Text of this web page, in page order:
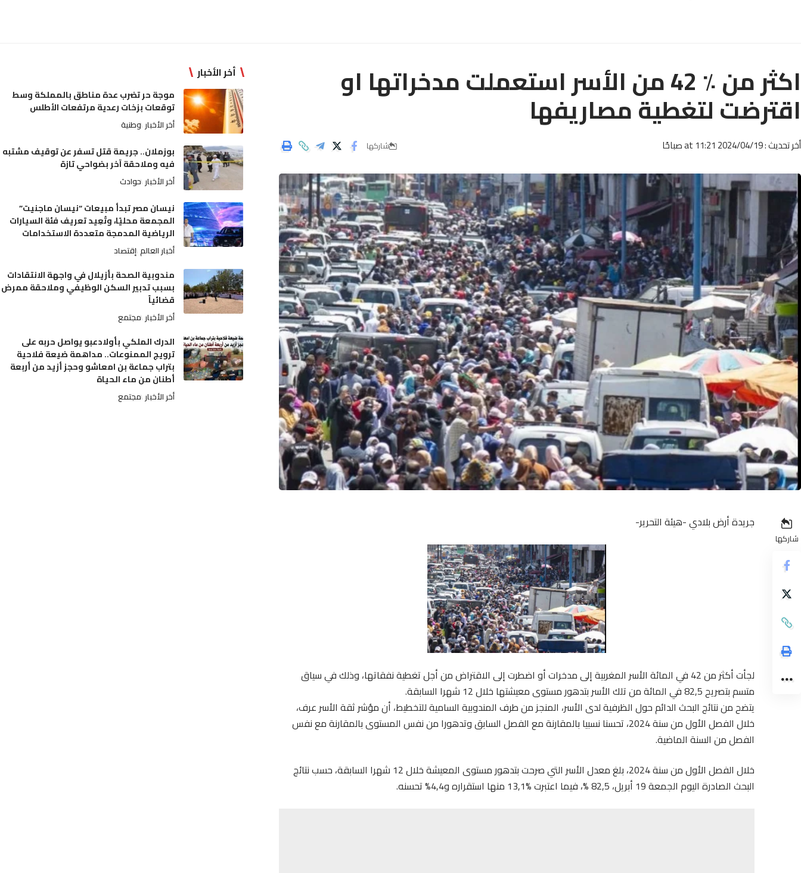
اكثر من ٪ 42 من الأسر استعملت مدخراتها او
اقترضت لتغطية مصاريفها
أخر تحديث : 2024/04/19 at 11:21 صباحًا شاركها
شاركها
جريدة أرض بلادي -هيئة التحرير-
لجأت أكثر من 42 في المائة الأسر المغربية إلى مدخرات أو اضطرت إلى الاقتراض من أجل تغطية نفقاتها، وذلك في سياق
متسم بتصريح 82,5 في المائة من تلك الأسر بتدهور مستوى معيشتها خلال 12 شهرا السابقة.
يتضح من نتائج البحث الدائم حول الظرفية لدى الأسر، المنجز من طرف المندوبية السامية للتخطيط، أن مؤشر ثقة الأسر عرف،
خلال الفصل الأول من سنة 2024، تحسنا نسبيا بالمقارنة مع الفصل السابق وتدهورا من نفس المستوى بالمقارنة مع نفس
الفصل من السنة الماضية.
خلال الفصل الأول من سنة 2024، بلغ معدل الأسر التي صرحت بتدهور مستوى المعيشة خلال 12 شهرا السابقة، حسب نتائج
البحث الصادرة اليوم الجمعة 19 أبريل، 82,5 %، فيما اعتبرت %13,1 منها استقراره و4,4% تحسنه.
أخر الأخبار
موجة حر تضرب عدة مناطق بالمملكة وسط
توقعات بزخات رعدية مرتفعات الأطلس
أخر الأخبار وطنية
بوزملان.. جريمة قتل تسفر عن توقيف مشتبه
فيه وملاحقة آخر بضواحي تازة
أخر الأخبار حوادث
نيسان مصر تبدأ مبيعات “نيسان ماجنيت”
المجمعة محليًا، وتُعِيد تعريف فئة السيارات
الرياضية المدمجة متعددة الاستخدامات
أخبار العالم إقتصاد
مندوبية الصحة بأزيلال في واجهة الانتقادات
بسبب تدبير السكن الوظيفي وملاحقة ممرض
قضائياً
أخر الأخبار مجتمع
الدرك الملكي بأولادعبو يواصل حربه على
ترويج الممنوعات.. مداهمة ضيعة فلاحية
بتراب جماعة بن امعاشو وحجز أزيد من أربعة
أطنان من ماء الحياة
أخر الأخبار مجتمع